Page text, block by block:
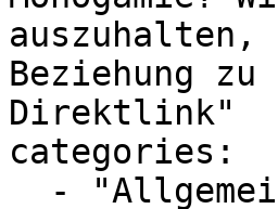
auszuhalten,
Beziehung
Direktlink"
categories: